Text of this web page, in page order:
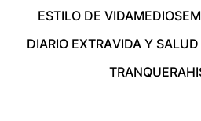
ESTILO DE VIDAMEDIOS
DIARIO EXTRAVIDA Y SALUD
TRANQUERA